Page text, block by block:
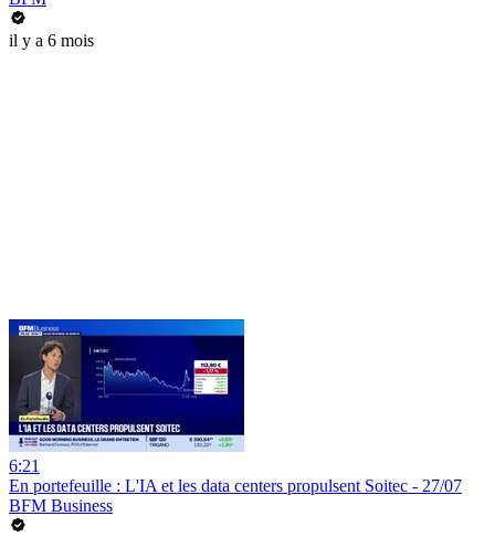
il y a 6 mois
6:21
En portefeuille : L'IA et les data centers propulsent Soitec - 27/07
BFM Business